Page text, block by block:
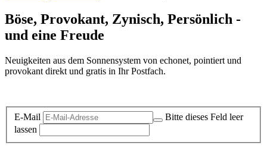
Böse, Provokant, Zynisch, Persönlich -
und eine Freude
Neuigkeiten aus dem Sonnensystem von echonet, pointiert und
provokant direkt und gratis in Ihr Postfach.
E-Mail
Bitte dieses Feld leer
lassen